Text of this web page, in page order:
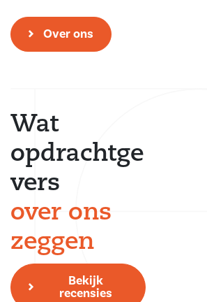
Over ons
Wat
opdrachtge
vers
over ons
zeggen
Bekijk
recensies